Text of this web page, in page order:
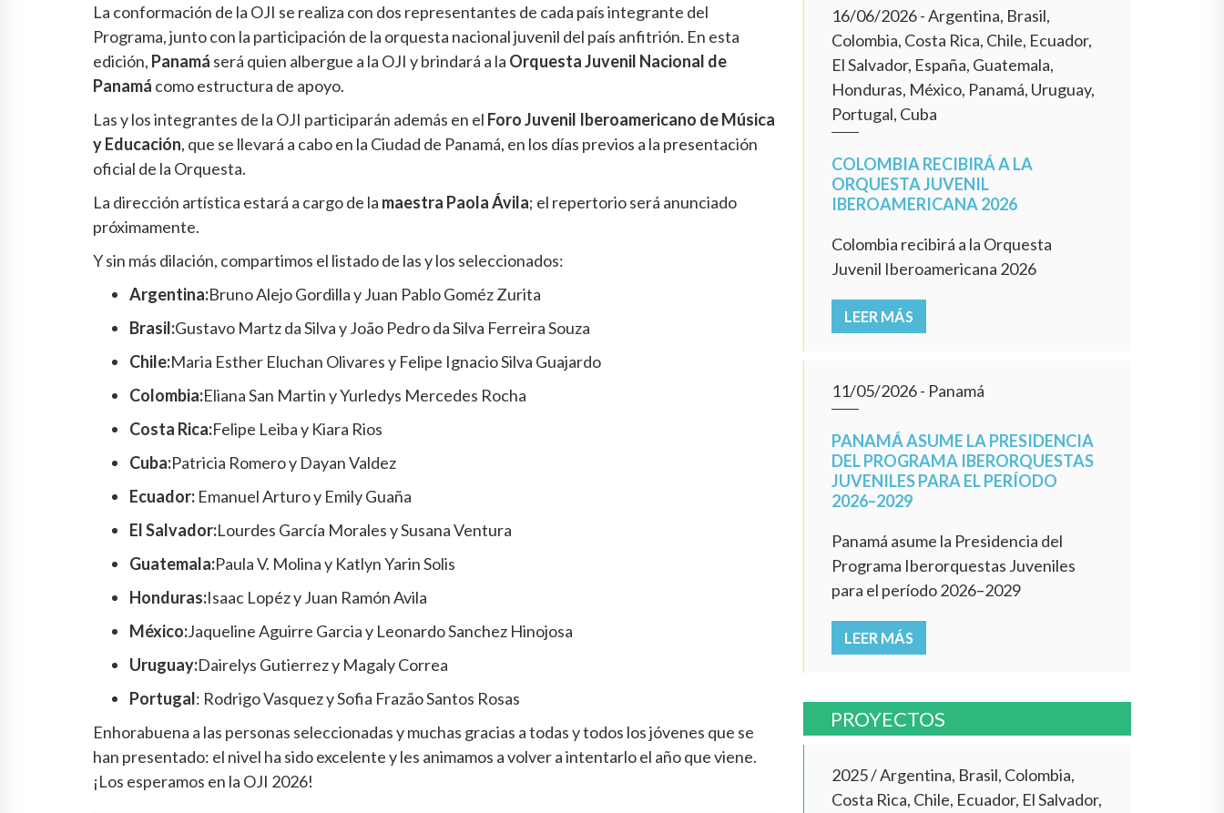
La conformación de la OJI se realiza con dos representantes de cada país integrante del
Programa, junto con la participación de la orquesta nacional juvenil del país anfitrión. En esta
edición, Panamá será quien albergue a la OJI y brindará a la Orquesta Juvenil Nacional de
Panamá como estructura de apoyo.
Las y los integrantes de la OJI participarán además en el Foro Juvenil Iberoamericano de Música
y Educación, que se llevará a cabo en la Ciudad de Panamá, en los días previos a la presentación
oficial de la Orquesta.
La dirección artística estará a cargo de la maestra Paola Ávila; el repertorio será anunciado
próximamente.
Y sin más dilación, compartimos el listado de las y los seleccionados:
Argentina:Bruno Alejo Gordilla y Juan Pablo Goméz Zurita
Brasil:Gustavo Martz da Silva y João Pedro da Silva Ferreira Souza
Chile:Maria Esther Eluchan Olivares y Felipe Ignacio Silva Guajardo
Colombia:Eliana San Martin y Yurledys Mercedes Rocha
Costa Rica:Felipe Leiba y Kiara Rios
Cuba:Patricia Romero y Dayan Valdez
Ecuador: Emanuel Arturo y Emily Guaña
El Salvador:Lourdes García Morales y Susana Ventura
Guatemala:Paula V. Molina y Katlyn Yarin Solis
Honduras:Isaac Lopéz y Juan Ramón Avila
México:Jaqueline Aguirre Garcia y Leonardo Sanchez Hinojosa
Uruguay:Dairelys Gutierrez y Magaly Correa
Portugal: Rodrigo Vasquez y Sofia Frazão Santos Rosas
Enhorabuena a las personas seleccionadas y muchas gracias a todas y todos los jóvenes que se
han presentado: el nivel ha sido excelente y les animamos a volver a intentarlo el año que viene.
¡Los esperamos en la OJI 2026!
16/06/2026- Argentina, Brasil,
Colombia, Costa Rica, Chile, Ecuador,
El Salvador, España, Guatemala,
Honduras, México, Panamá, Uruguay,
Portugal, Cuba
COLOMBIA RECIBIRÁ A LA
ORQUESTA JUVENIL
IBEROAMERICANA 2026
Colombia recibirá a la Orquesta
Juvenil Iberoamericana 2026
LEER MÁS
11/05/2026- Panamá
PANAMÁ ASUME LA PRESIDENCIA
DEL PROGRAMA IBERORQUESTAS
JUVENILES PARA EL PERÍODO
2026–2029
Panamá asume la Presidencia del
Programa Iberorquestas Juveniles
para el período 2026–2029
LEER MÁS
PROYECTOS
2025/Argentina, Brasil, Colombia,
Costa Rica, Chile, Ecuador, El Salvador,